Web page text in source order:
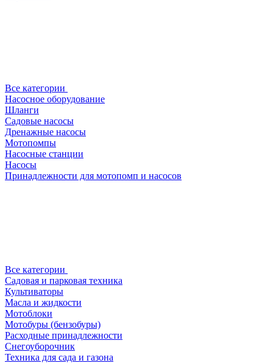
Все категории
Насосное оборудование
Шланги
Садовые насосы
Дренажные насосы
Мотопомпы
Насосные станции
Насосы
Принадлежности для мотопомп и насосов
Все категории
Садовая и парковая техника
Культиваторы
Масла и жидкости
Мотоблоки
Мотобуры (бензобуры)
Расходные принадлежности
Снегоуборочник
Техника для сада и газона